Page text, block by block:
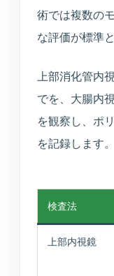
術では複数の
な評価が標準
上部消化管内
でを、大腸内
を観察し、ポ
を記録します。
検査法
上部内視鏡